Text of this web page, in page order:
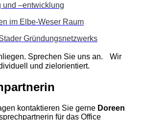
und –entwicklung
im Elbe-Weser Raum
Gründungsnetzwerks
Sprechen Sie uns an. Wir
und zielorientiert.
kontaktieren Sie gerne Doreen
für das Office